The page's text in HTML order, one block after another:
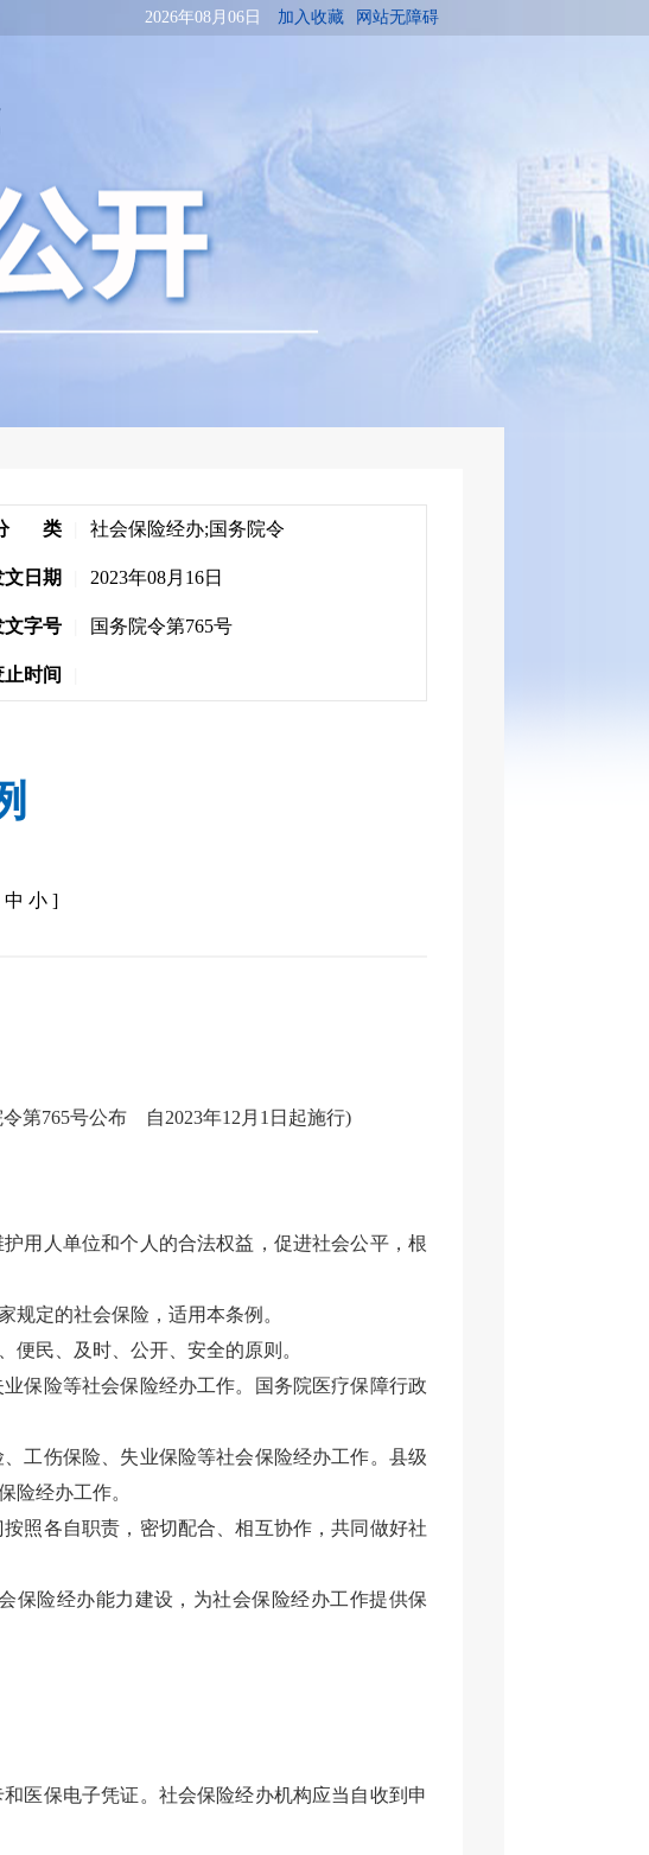
2026年08月06日 加入收藏 网站无障碍
类 社会保险经办;国务院令
文日期 2023年08月16日
文字号 国务院令第765号
止时间
中 小 ]
第765号公布 自2023年12月1日起施行)
用人单位和个人的合法权益，促进社会公平，根
规定的社会保险，适用本条例。
民、及时、公开、安全的原则。
保险等社会保险经办工作。国务院医疗保障行政
工伤保险、失业保险等社会保险经办工作。县级
险经办工作。
照各自职责，密切配合、相互协作，共同做好社
保险经办能力建设，为社会保险经办工作提供保
医保电子凭证。社会保险经办机构应当自收到申